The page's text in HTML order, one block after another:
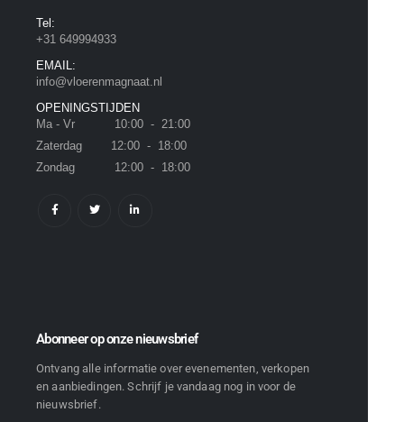
Tel:
+31 649994933
EMAIL:
info@vloerenmagnaat.nl
OPENINGSTIJDEN
Ma - Vr 10:00 - 21:00
Zaterdag 12:00 - 18:00
Zondag 12:00 - 18:00
Abonneer op onze nieuwsbrief
Ontvang alle informatie over evenementen, verkopen
en aanbiedingen. Schrijf je vandaag nog in voor de
nieuwsbrief.